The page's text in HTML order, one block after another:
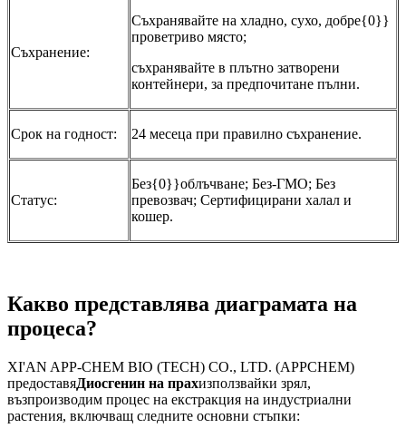
Съхранение:
Съхранявайте на хладно, сухо, добре{0}}
проветриво място;
съхранявайте в плътно затворени
контейнери, за предпочитане пълни.
Срок на годност: 24 месеца при правилно съхранение.
Статус:
Без{0}}облъчване; Без-ГМО; Без
превозвач; Сертифицирани халал и
кошер.
Какво представлява диаграмата на
процеса?
XI'AN APP-CHEM BIO (TECH) CO., LTD. (APPCHEM)
предоставяДиосгенин на прахизползвайки зрял,
възпроизводим процес на екстракция на индустриални
растения, включващ следните основни стъпки: